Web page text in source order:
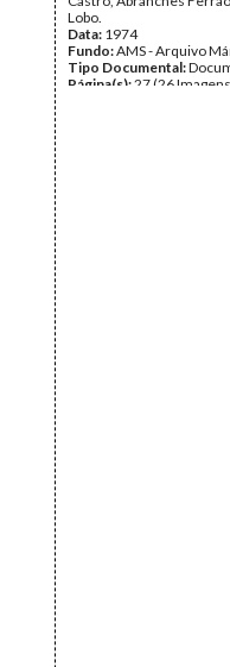
Lobo.
Data: 1974
Fundo:AMS - Arquivo
Tipo Documental:
Página(s):27 (26